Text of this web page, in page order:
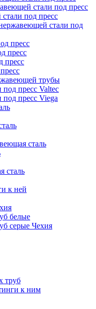
стали под пресс
под пресс
стали под
пресс
пресс
пресс
трубы
пресс Valtec
пресс Viega
сталь
сталь
к ней
белые
серые Чехия
труб
к ним